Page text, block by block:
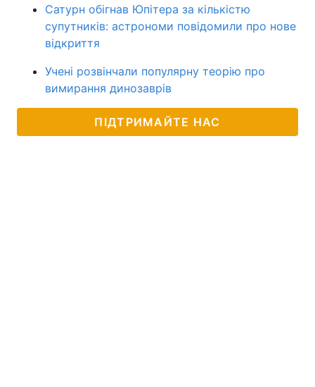
Сатурн обігнав Юпітера за кількістю
супутників: астрономи повідомили про нове
відкриття
Учені розвінчали популярну теорію про
вимирання динозаврів
ПІДТРИМАЙТЕ НАС